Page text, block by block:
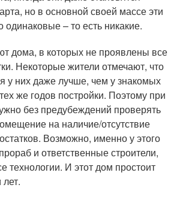
но в основной своей массе эти
– то есть никакие.
дома, в которых не проявлены все
Некоторые жители отмечают, что
у них даже лучше, чем у знакомых
же годов постройки. Поэтому при
без предубеждений проверять
на наличие/отсутствие
Возможно, именно у этого
и ответственные строители,
технологии. И этот дом простоит